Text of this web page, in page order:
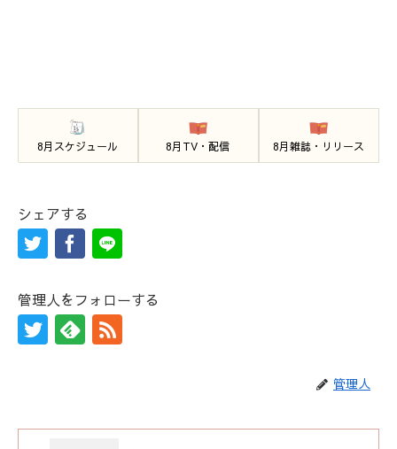
8月スケジュール 8月TV・配信 8月雑誌・リリース
シェアする
管理人をフォローする
管理人